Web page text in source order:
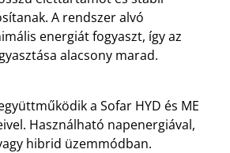
A rendszer alvó
energiát fogyaszt, így az
alacsony marad.
a Sofar HYD és ME
Használható napenergiával,
hibrid üzemmódban.